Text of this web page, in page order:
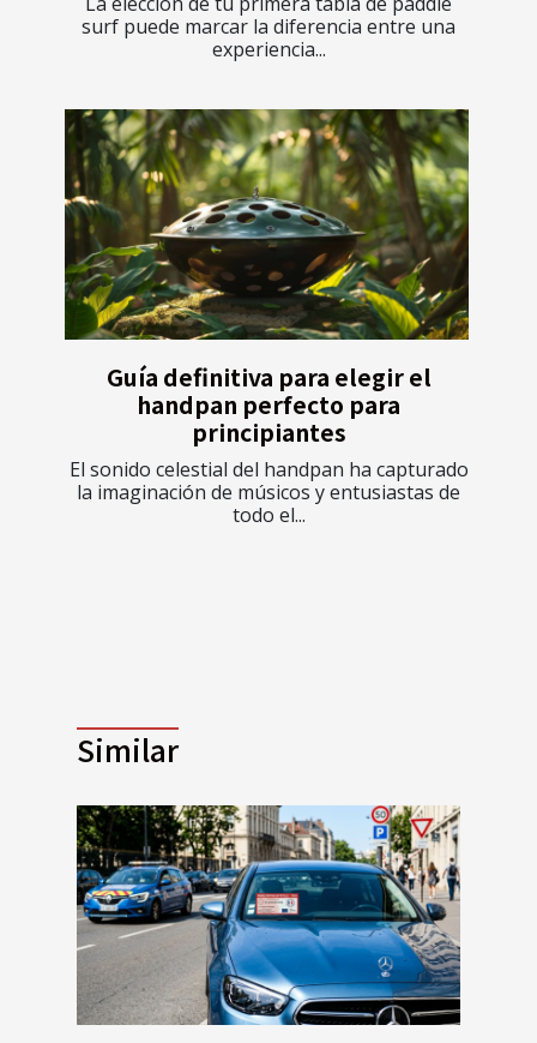
surf puede marcar la diferencia entre una
experiencia...
Guía definitiva para elegir el
handpan perfecto para
principiantes
El sonido celestial del handpan ha capturado
la imaginación de músicos y entusiastas de
todo el...
Similar